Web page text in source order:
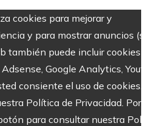
cookies para mejorar y
y para mostrar anuncios
también puede incluir cookies
Google Analytics,
consiente el uso de cookies.
Política de Privacidad. Por
para consultar nuestra